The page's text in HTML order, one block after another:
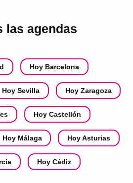
las agendas
Hoy Barcelona
Hoy Sevilla Hoy Zaragoza
Hoy Castellón
Hoy Málaga Hoy Asturias
Hoy Cádiz